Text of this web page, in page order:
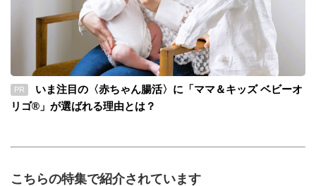
PR
いま注目の〈赤ちゃん腸活〉に「ママ＆キッズ ベビーオ
リゴ®」が選ばれる理由とは？
こちらの特集で紹介されています